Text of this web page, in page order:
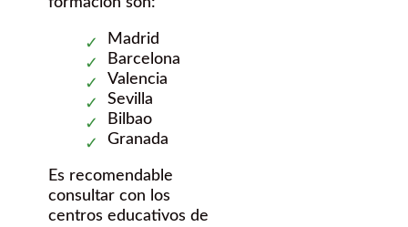
Madrid
Barcelona
Valencia
Sevilla
Bilbao
Granada
Es recomendable
consultar con los
centros educativos de